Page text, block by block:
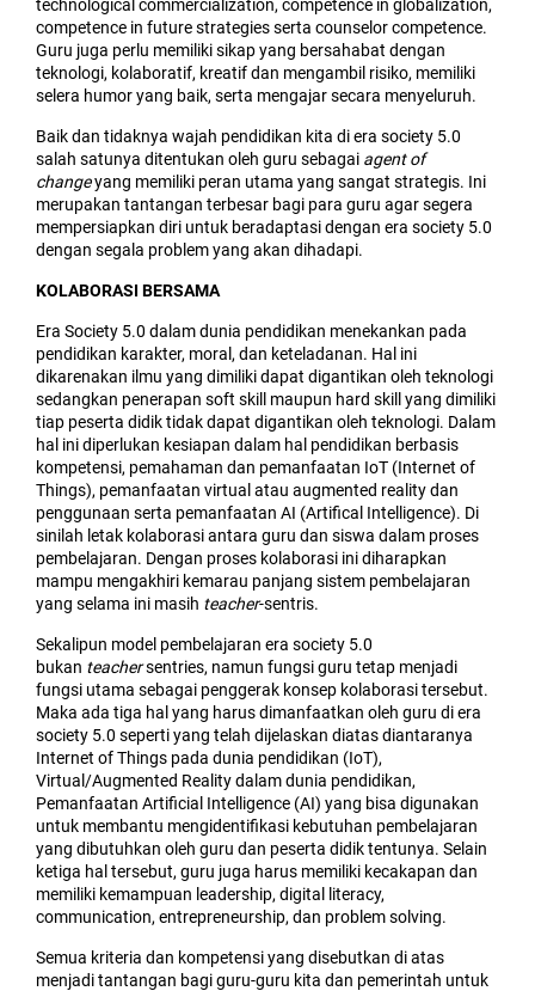
technological commercialization, competence in globalization,
competence in future strategies serta counselor competence.
Guru juga perlu memiliki sikap yang bersahabat dengan
teknologi, kolaboratif, kreatif dan mengambil risiko, memiliki
selera humor yang baik, serta mengajar secara menyeluruh.
Baik dan tidaknya wajah pendidikan kita di era society 5.0
salah satunya ditentukan oleh guru sebagai agent of
changeyang memiliki peran utama yang sangat strategis. Ini
merupakan tantangan terbesar bagi para guru agar segera
mempersiapkan diri untuk beradaptasi dengan era society 5.0
dengan segala problem yang akan dihadapi.
KOLABORASI BERSAMA
Era Society 5.0 dalam dunia pendidikan menekankan pada
pendidikan karakter, moral, dan keteladanan. Hal ini
dikarenakan ilmu yang dimiliki dapat digantikan oleh teknologi
sedangkan penerapan soft skill maupun hard skill yang dimiliki
tiap peserta didik tidak dapat digantikan oleh teknologi. Dalam
hal ini diperlukan kesiapan dalam hal pendidikan berbasis
kompetensi, pemahaman dan pemanfaatan IoT (Internet of
Things), pemanfaatan virtual atau augmented reality dan
penggunaan serta pemanfaatan AI (Artifical Intelligence). Di
sinilah letak kolaborasi antara guru dan siswa dalam proses
pembelajaran. Dengan proses kolaborasi ini diharapkan
mampu mengakhiri kemarau panjang sistem pembelajaran
yang selama ini masih teacher-sentris.
Sekalipun model pembelajaran era society 5.0
bukan teachersentries, namun fungsi guru tetap menjadi
fungsi utama sebagai penggerak konsep kolaborasi tersebut.
Maka ada tiga hal yang harus dimanfaatkan oleh guru di era
society 5.0 seperti yang telah dijelaskan diatas diantaranya
Internet of Things pada dunia pendidikan (IoT),
Virtual/Augmented Reality dalam dunia pendidikan,
Pemanfaatan Artificial Intelligence (AI) yang bisa digunakan
untuk membantu mengidentifikasi kebutuhan pembelajaran
yang dibutuhkan oleh guru dan peserta didik tentunya. Selain
ketiga hal tersebut, guru juga harus memiliki kecakapan dan
memiliki kemampuan leadership, digital literacy,
communication, entrepreneurship, dan problem solving.
Semua kriteria dan kompetensi yang disebutkan di atas
menjadi tantangan bagi guru-guru kita dan pemerintah untuk